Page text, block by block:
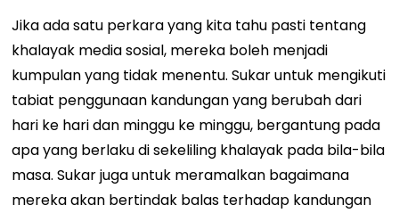
Jika ada satu perkara yang kita tahu pasti tentang
khalayak media sosial, mereka boleh menjadi
kumpulan yang tidak menentu. Sukar untuk mengikuti
tabiat penggunaan kandungan yang berubah dari
hari ke hari dan minggu ke minggu, bergantung pada
apa yang berlaku di sekeliling khalayak pada bila-bila
masa. Sukar juga untuk meramalkan bagaimana
mereka akan bertindak balas terhadap kandungan